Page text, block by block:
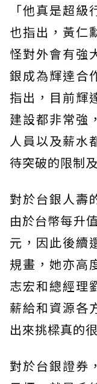
「他真是超
也指出，黃仁
怪對外會有強
銀成為輝達合
指出，目前輝
建設都非常強
人員以及薪水
待突破的限制
對於台銀人壽
由於台幣每升
元，因此後續
規畫，她亦高
志宏和總經理
薪給和資源各
出來挑樑真的
對於台銀證券